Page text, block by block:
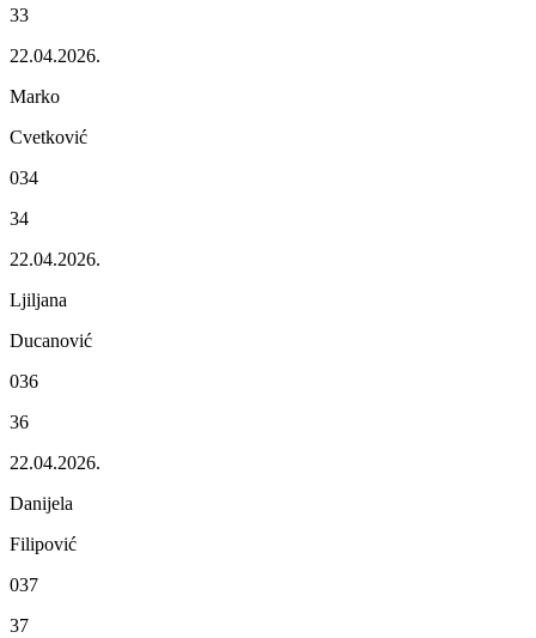
33
22.04.2026.
Marko
Cvеtković
034
34
22.04.2026.
Ljiljana
Ducanović
036
36
22.04.2026.
Danijеla
Filipović
037
37